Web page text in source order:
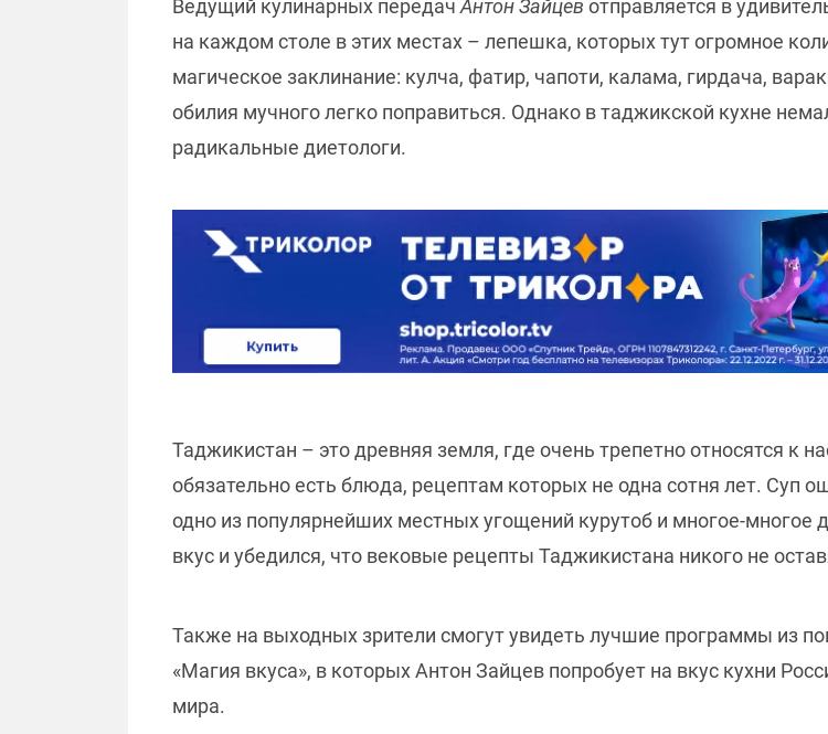
Ведущий кулинарных передач Антон Зайцев отправляется в
на каждом столе в этих местах – лепешка, которых тут огромное
магическое заклинание: кулча, фатир, чапоти, калама, гирдача,
обилия мучного легко поправиться. Однако в таджикской кухне
радикальные диетологи.
Таджикистан – это древняя земля, где очень трепетно относятся
обязательно есть блюда, рецептам которых не одна сотня лет. Суп
одно из популярнейших местных угощений курутоб и многое-многое
вкус и убедился, что вековые рецепты Таджикистана никого не
Также на выходных зрители смогут увидеть лучшие программы из
«Магия вкуса», в которых Антон Зайцев попробует на вкус кухни
мира.